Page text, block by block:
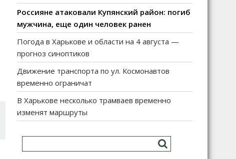
Россияне атаковали Купянский район: погиб
мужчина, еще один человек ранен
Погода в Харькове и области на 4 августа —
прогноз синоптиков
Движение транспорта по ул. Космонавтов
временно ограничат
В Харькове несколько трамваев временно
изменят маршруты